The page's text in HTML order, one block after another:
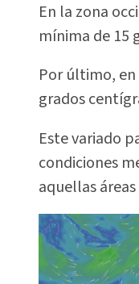
En la zona
mínima de 15
Por último, en
grados
Este variado
condiciones
aquellas